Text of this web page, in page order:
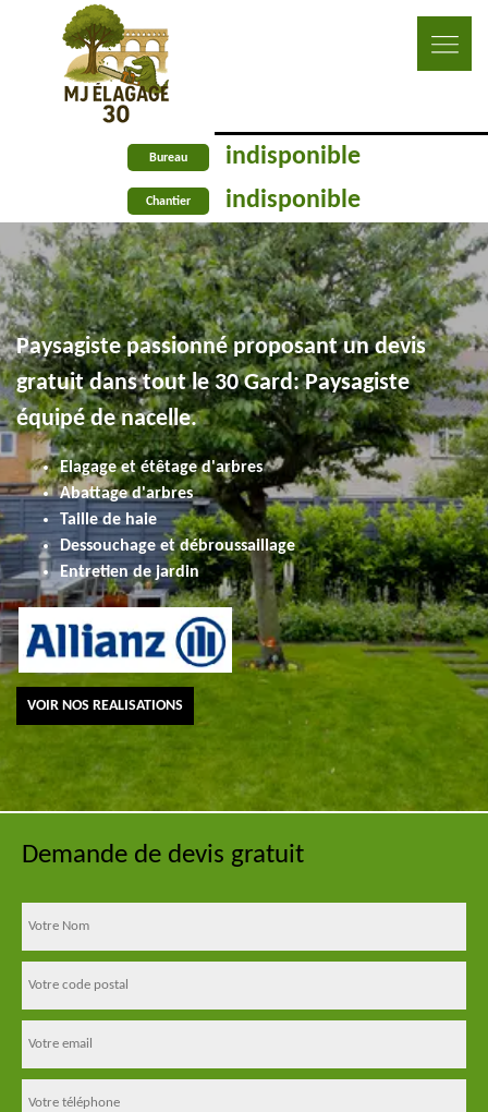
Bureau indisponible
Chantier indisponible
Paysagiste passionné proposant un devis
gratuit dans tout le 30 Gard: Paysagiste
équipé de nacelle.
Elagage et étêtage d'arbres
Abattage d'arbres
Taille de haie
Dessouchage et débroussaillage
Entretien de jardin
VOIR NOS REALISATIONS
Demande de devis gratuit